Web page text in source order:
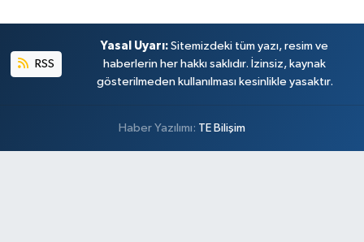
RSS
Yasal Uyarı: Sitemizdeki tüm yazı, resim ve
haberlerin her hakkı saklıdır. İzinsiz, kaynak
gösterilmeden kullanılması kesinlikle yasaktır.
Haber Yazılımı: TE Bilişim